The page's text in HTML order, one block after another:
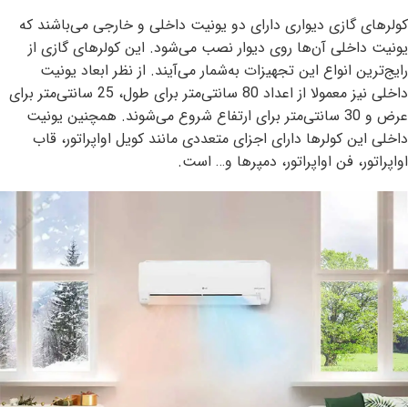
کولرهای گازی دیواری دارای دو یونیت داخلی و خارجی می‌باشند که
یونیت داخلی آن‌ها روی دیوار نصب می‌شود. این کولرهای گازی از
رایج‌ترین انواع این تجهیزات به‌شمار می‌آیند. از نظر ابعاد یونیت
داخلی نیز معمولا از اعداد 80 سانتی‌متر برای طول، 25 سانتی‌متر برای
عرض و 30 سانتی‌متر برای ارتفاع شروع می‌شوند. همچنین یونیت
داخلی این کولرها دارای اجزای متعددی مانند کویل اواپراتور، قاب
اواپراتور، فن اواپراتور، دمپرها و… است.